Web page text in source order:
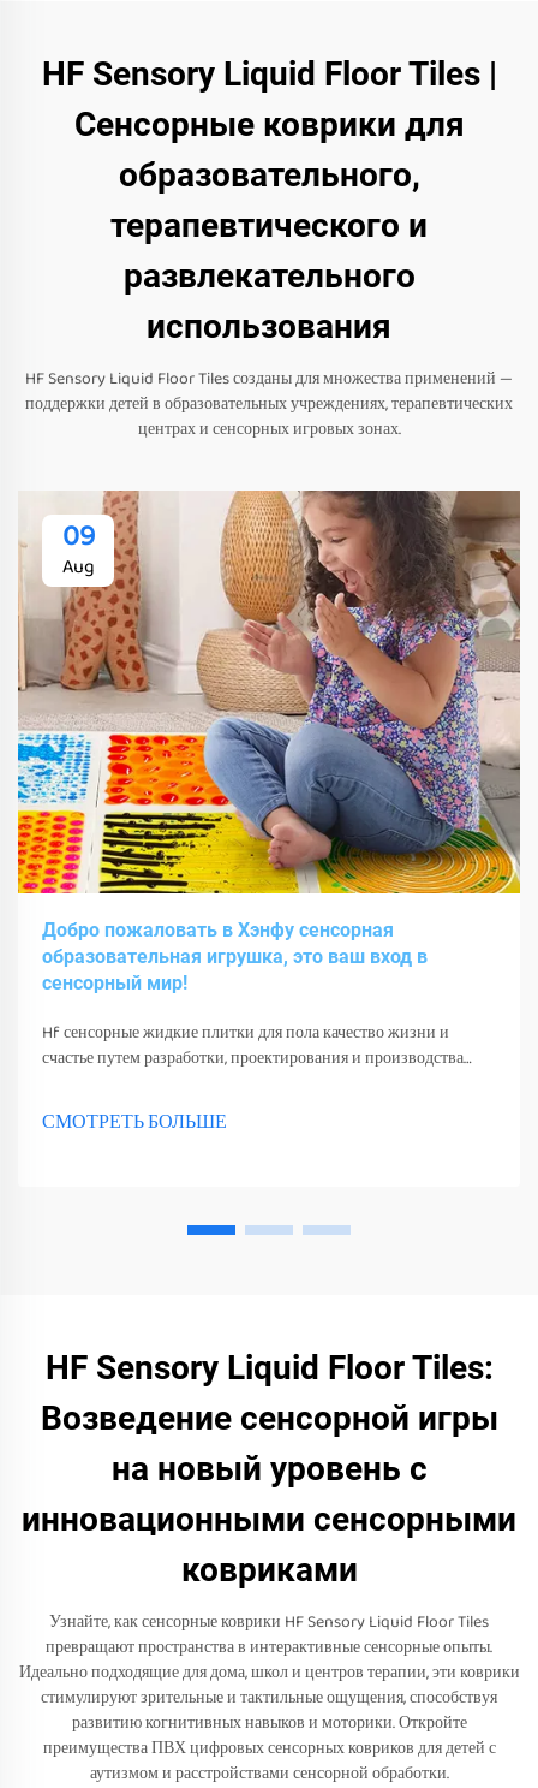
HF Sensory Liquid Floor Tiles |
Сенсорные коврики для
образовательного,
терапевтического и
развлекательного
использования
HF Sensory Liquid Floor Tiles созданы для множества применений —
поддержки детей в образовательных учреждениях, терапевтических
центрах и сенсорных игровых зонах.
09
Aug
Добро пожаловать в Хэнфу сенсорная
образовательная игрушка, это ваш вход в
сенсорный мир!
Hf сенсорные жидкие плитки для пола качество жизни и
счастье путем разработки, проектирования и производства
СМОТРЕТЬ БОЛЬШЕ
HF Sensory Liquid Floor Tiles:
Возведение сенсорной игры
на новый уровень с
инновационными сенсорными
ковриками
Узнайте, как сенсорные коврики HF Sensory Liquid Floor Tiles
превращают пространства в интерактивные сенсорные опыты.
Идеально подходящие для дома, школ и центров терапии, эти коврики
стимулируют зрительные и тактильные ощущения, способствуя
развитию когнитивных навыков и моторики. Откройте
преимущества ПВХ цифровых сенсорных ковриков для детей с
аутизмом и расстройствами сенсорной обработки.